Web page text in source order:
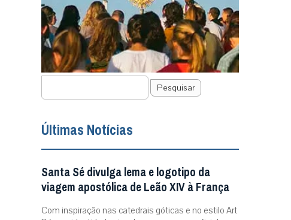
Pesquisar
Últimas Notícias
Santa Sé divulga lema e logotipo da
viagem apostólica de Leão XIV à França
Com inspiração nas catedrais góticas e no estilo Art